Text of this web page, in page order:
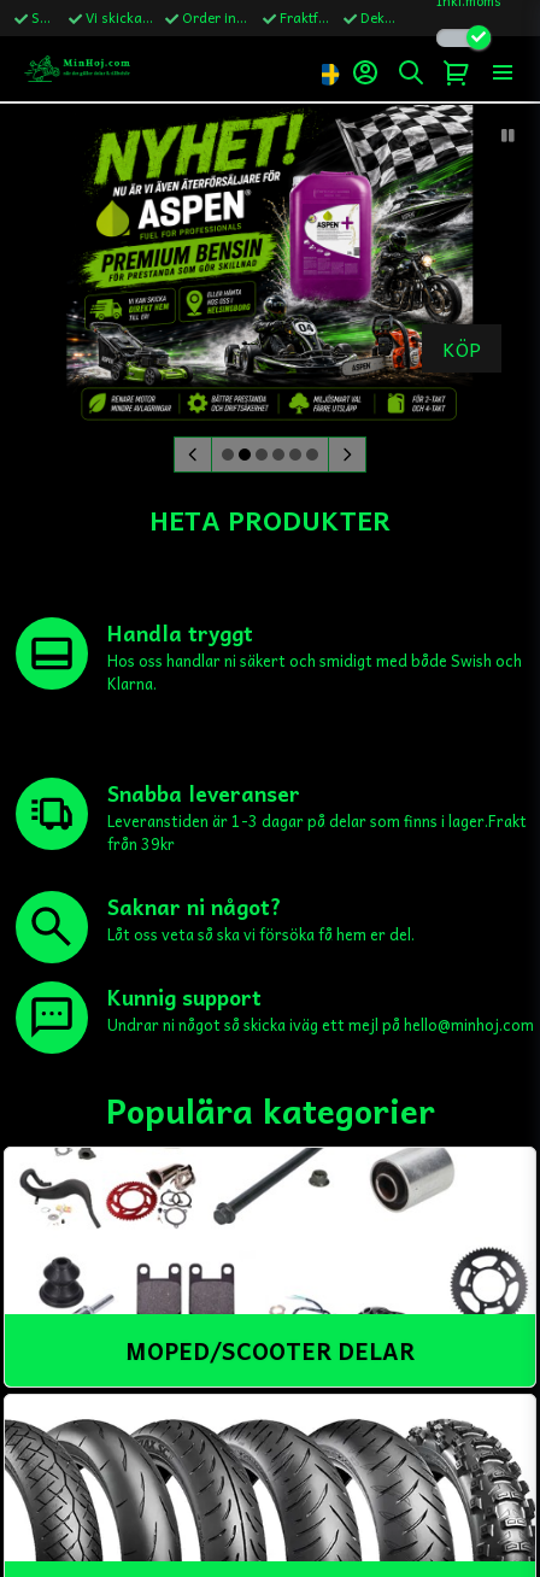
Snabba leveranser Vi skickar till Sverige,Danmark & Finland Order innan kl.13 skickas samma vardag Fraktfritt över 1200kr till Sverige Dekaler ingår i alla ordrar
KÖP
HETA PRODUKTER
Handla tryggt
Hos oss handlar ni säkert och smidigt med både Swish och
Klarna.
Snabba leveranser
Leveranstiden är 1-3 dagar på delar som finns i lager.Frakt
från 39kr
Saknar ni något?
Låt oss veta så ska vi försöka få hem er del.
Kunnig support
Undrar ni något så skicka iväg ett mejl på hello@minhoj.com
Populära kategorier
MOPED/SCOOTER DELAR